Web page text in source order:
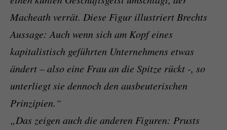
Macheath verrät. Diese Figur illustriert Brechts
Aussage: Auch wenn sich am Kopf eines
kapitalistisch geführten Unternehmens etwas
ändert – also eine Frau an die Spitze rückt -, so
unterliegt sie dennoch den ausbeuterischen
Prinzipien.“
„Das zeigen auch die anderen Figuren: Prusts